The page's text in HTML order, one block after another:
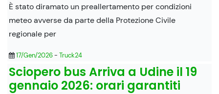
È stato diramato un preallertamento per condizioni
meteo avverse da parte della Protezione Civile
regionale per
17/Gen/2026- Truck24
Sciopero bus Arriva a Udine il 19
gennaio 2026: orari garantiti